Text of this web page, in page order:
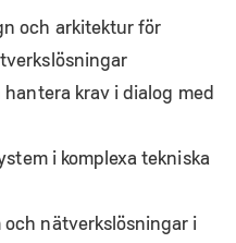
och arkitektur för
krav i dialog med
i komplexa tekniska
nätverkslösningar i